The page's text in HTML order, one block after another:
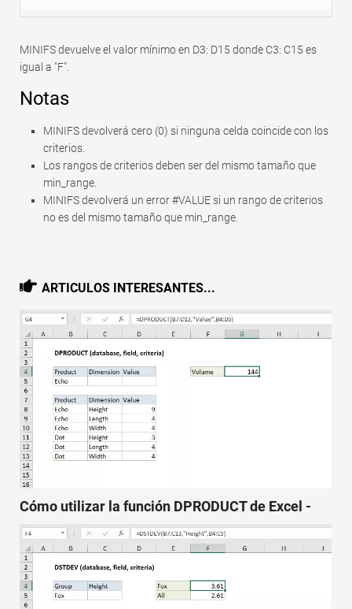
MINIFS devuelve el valor mínimo en D3: D15 donde C3: C15 es
igual a "F".
Notas
MINIFS devolverá cero (0) si ninguna celda coincide con los
criterios.
Los rangos de criterios deben ser del mismo tamaño que
min_range.
MINIFS devolverá un error #VALUE si un rango de criterios
no es del mismo tamaño que min_range.
ARTICULOS INTERESANTES...
Cómo utilizar la función DPRODUCT de Excel -